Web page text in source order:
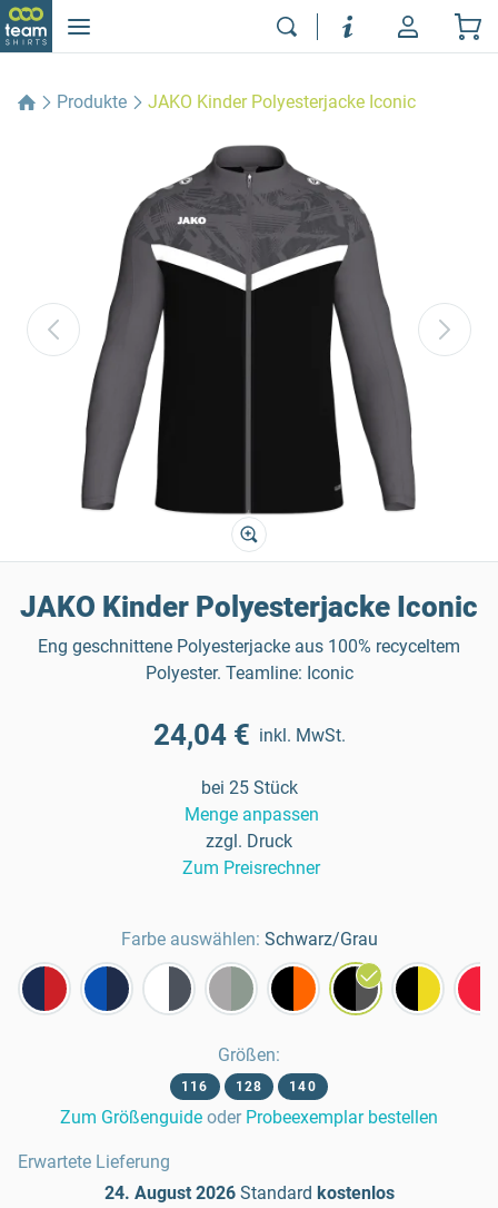
Produkte JAKO Kinder Polyesterjacke Iconic
JAKO Kinder Polyesterjacke Iconic
Eng geschnittene Polyesterjacke aus 100% recyceltem
Polyester. Teamline: Iconic
24,04 € inkl. MwSt.
bei 25 Stück
Menge anpassen
zzgl. Druck
Zum Preisrechner
Farbe auswählen: Schwarz/Grau
Größen:
116 128 140
Zum Größenguide oder Probeexemplar bestellen
Erwartete Lieferung
24. August 2026 Standard kostenlos